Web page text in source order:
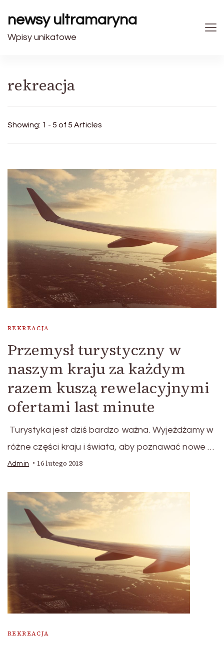
newsy ultramaryna
Wpisy unikatowe
rekreacja
Showing: 1 - 5 of 5 Articles
REKREACJA
Przemysł turystyczny w
naszym kraju za każdym
razem kuszą rewelacyjnymi
ofertami last minute
Turystyka jest dziś bardzo ważna. Wyjeżdżamy w
różne części kraju i świata, aby poznawać nowe …
Admin 16 lutego 2018
REKREACJA